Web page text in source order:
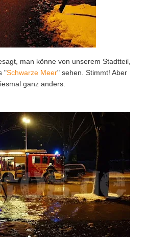
man könne von unserem Stadtteil,
"Schwarze Meer" sehen. Stimmt! Aber
ganz anders.